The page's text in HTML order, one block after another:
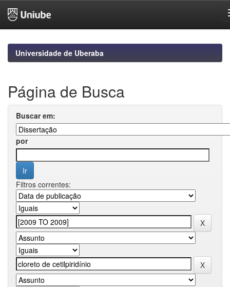
navigationUniversidade de Uberaba
Página de Busca
Buscar em:
por
Filtros correntes: